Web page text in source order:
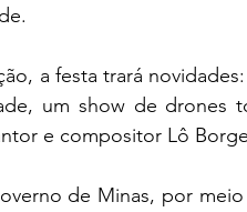
a festa trará
um show de drones
e compositor Lô
de Minas, por